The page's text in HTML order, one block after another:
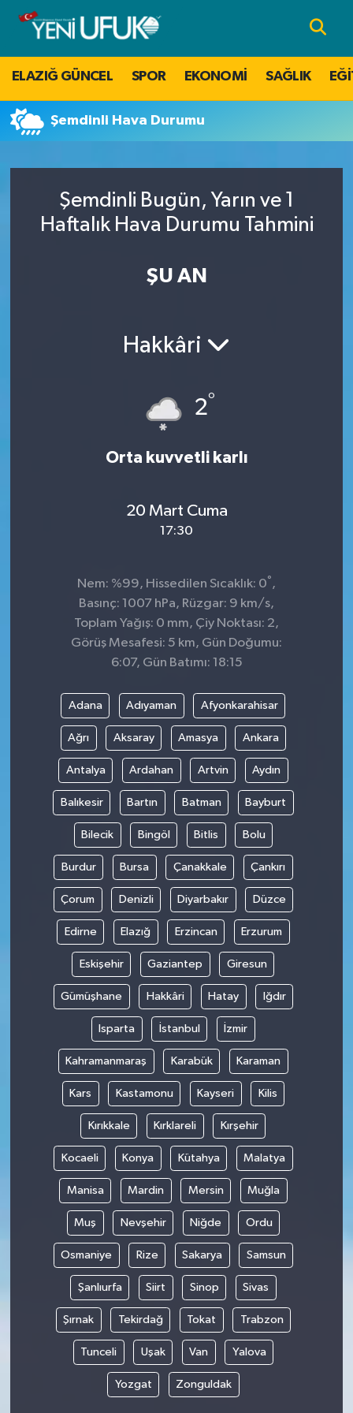
ELAZIĞ GÜNCEL SPOR EKONOMİ SAĞLIK
Şemdinli Hava Durumu
Şemdinli Bugün, Yarın ve 1
Haftalık Hava Durumu Tahmini
ŞU AN
Hakkâri
2°
Orta kuvvetli karlı
20 Mart Cuma
17:30
Nem: %99, Hissedilen Sıcaklık: 0° ,
Basınç: 1007 hPa, Rüzgar: 9 km/s,
Toplam Yağış: 0 mm, Çiy Noktası: 2,
Görüş Mesafesi: 5 km, Gün Doğumu:
6:07, Gün Batımı: 18:15
Adana Adıyaman Afyonkarahisar
Ağrı Aksaray Amasya Ankara
Antalya Ardahan Artvin Aydın
Balıkesir Bartın Batman Bayburt
Bilecik Bingöl Bitlis Bolu
Burdur Bursa Çanakkale Çankırı
Çorum Denizli Diyarbakır Düzce
Edirne Elazığ Erzincan Erzurum
Eskişehir Gaziantep Giresun
Gümüşhane Hakkâri Hatay Iğdır
Isparta İstanbul İzmir
Kahramanmaraş Karabük Karaman
Kars Kastamonu Kayseri Kilis
Kırıkkale Kırklareli Kırşehir
Kocaeli Konya Kütahya Malatya
Manisa Mardin Mersin Muğla
Muş Nevşehir Niğde Ordu
Osmaniye Rize Sakarya Samsun
Şanlıurfa Siirt Sinop Sivas
Şırnak Tekirdağ Tokat Trabzon
Tunceli Uşak Van Yalova
Yozgat Zonguldak
Nöbetçi Eczaneler
Hava Durumu
Namaz Vakitleri
Süper Lig Puan Durumu ve Fikstür